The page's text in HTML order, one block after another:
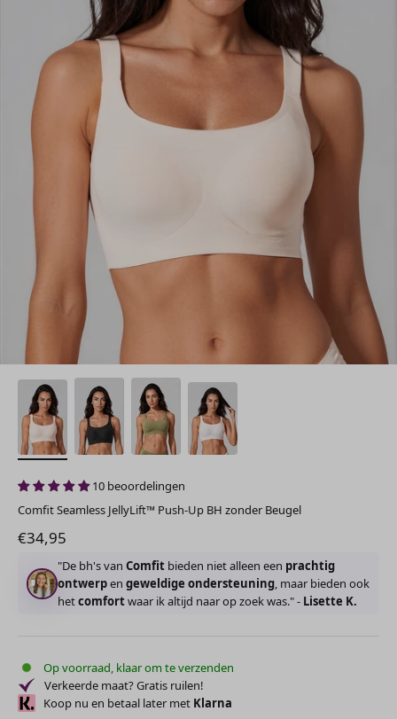
10 beoordelingen
Comfit Seamless JellyLift™ Push-Up BH zonder Beugel
Aanbiedingsprijs
€34,95
"De bh's van Comfit bieden niet alleen een prachtig
ontwerpen geweldige ondersteuning, maar bieden ook
hetcomfortwaar ik altijd naar op zoek was." - Lisette K.
Op voorraad, klaar om te verzenden
Verkeerde maat? Gratis ruilen!
Koop nu en betaal later met Klarna